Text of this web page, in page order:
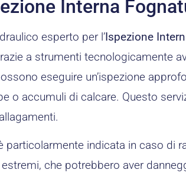
Interna
esperto per l’Ispezione
a strumenti tecnologicamente
eseguire un’ispezione
o accumuli di calcare. Questo
particolarmente indicata in caso di
che potrebbero aver